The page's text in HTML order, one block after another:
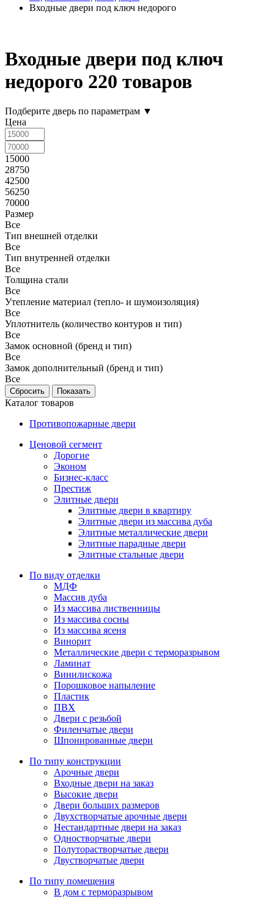
Входные двери под ключ недорого
Входные двери под ключ
недорого 220 товаров
Подберите дверь по параметрам ▼
Цена
15000
28750
42500
56250
70000
Размер
Все
Тип внешней отделки
Все
Тип внутренней отделки
Все
Толщина стали
Все
Утепление материал (тепло- и шумоизоляция)
Все
Уплотнитель (количество контуров и тип)
Все
Замок основной (бренд и тип)
Все
Замок дополнительный (бренд и тип)
Все
Каталог товаров
Противопожарные двери
Ценовой сегмент
Дорогие
Эконом
Бизнес-класс
Престиж
Элитные двери
Элитные двери в квартиру
Элитные двери из массива дуба
Элитные металлические двери
Элитные парадные двери
Элитные стальные двери
По виду отделки
МДФ
Массив дуба
Из массива лиственницы
Из массива сосны
Из массива ясеня
Винорит
Металлические двери с терморазрывом
Ламинат
Винилискожа
Порошковое напыление
Пластик
ПВХ
Двери с резьбой
Филенчатые двери
Шпонированные двери
По типу конструкции
Арочные двери
Входные двери на заказ
Высокие двери
Двери больших размеров
Двухстворчатые арочные двери
Нестандартные двери на заказ
Одностворчатые двери
Полуторастворчатые двери
Двустворчатые двери
По типу помещения
В дом с терморазрывом